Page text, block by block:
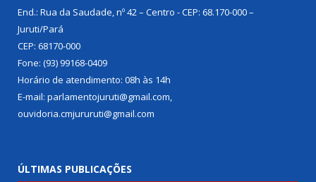
End.: Rua da Saudade, nº 42 – Centro - CEP: 68.170-000 –
Juruti/Pará
CEP: 68170-000
Fone: (93) 99168-0409
Horário de atendimento: 08h às 14h
E-mail: parlamentojuruti@gmail.com,
ouvidoria.cmjururuti@gmail.com
ÚLTIMAS PUBLICAÇÕES